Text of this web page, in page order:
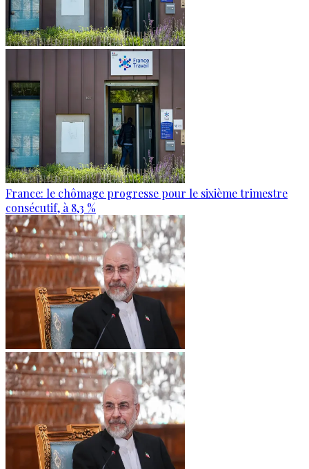
France: le chômage progresse pour le sixième trimestre
consécutif, à 8,3 %